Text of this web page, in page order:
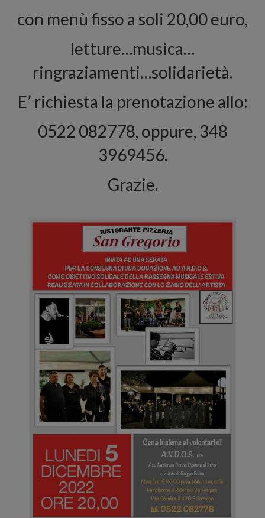
con menù fisso a soli 20,00 euro,
letture…musica…
ringraziamenti…solidarietà.
E’ richiesta la prenotazione allo:
0522 082778, oppure, 348
3969456.
Grazie.